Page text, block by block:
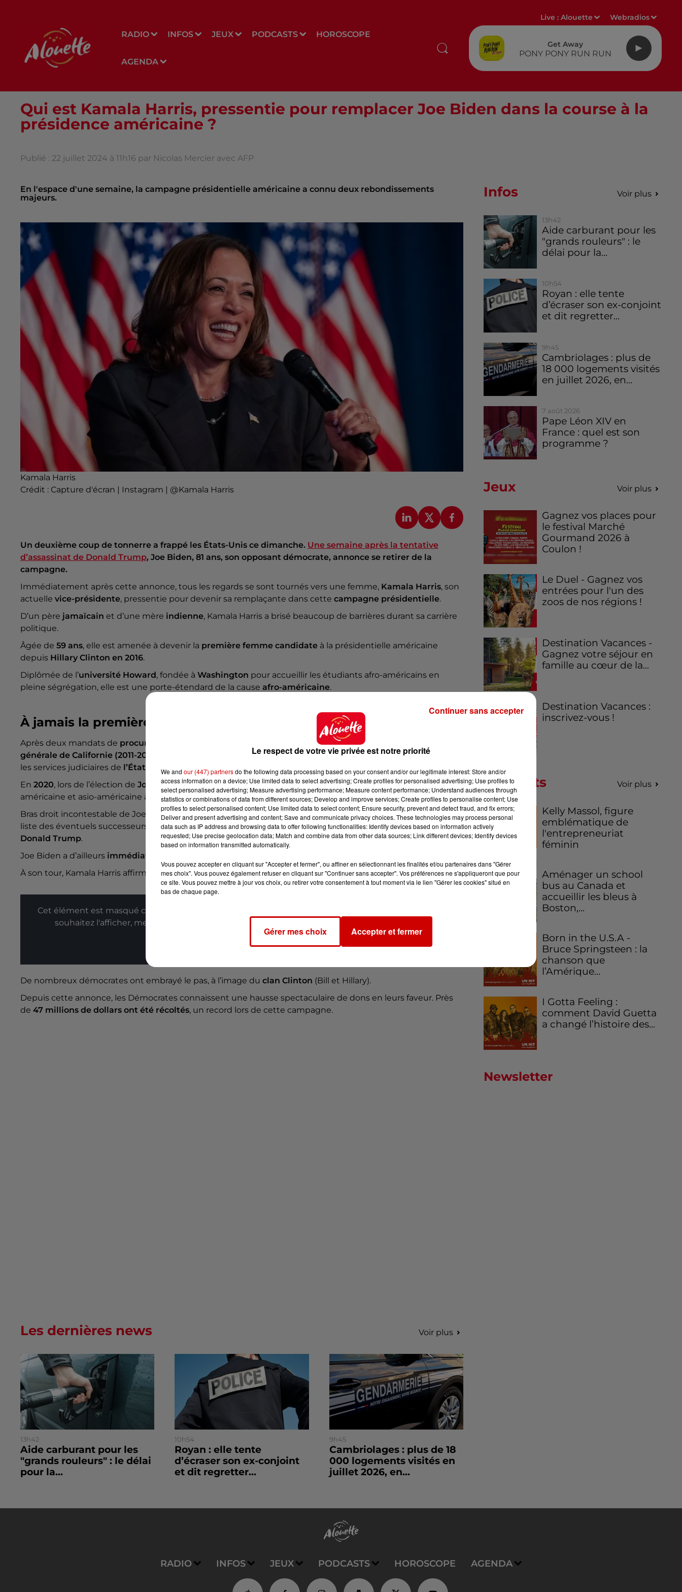
RADIO INFOS JEUX PODCASTS HOROSCOPE
AGENDA
Live :Alouette Webradios
Get Away
PONY PONY RUN RUN
Qui est Kamala Harris, pressentie pour remplacer Joe Biden dans la course à la
présidence américaine ?
Publié : 22 juillet 2024 à 11h16 par Nicolas Mercier avec AFP
En l'espace d'une semaine, la campagne présidentielle américaine a connu deux rebondissements
majeurs.
Kamala Harris
Crédit : Capture d'écran | Instagram | @Kamala Harris
Un deuxième coup de tonnerre a frappé les États-Unis ce dimanche. Une semaine après la tentative
d’assassinat de Donald Trump, Joe Biden, 81 ans, son opposant démocrate, annonce se retirer de la
campagne.
Immédiatement après cette annonce, tous les regards se sont tournés vers une femme, Kamala Harris, son
actuelle vice-présidente, pressentie pour devenir sa remplaçante dans cette campagne présidentielle.
D’un père jamaïcain et d’une mère indienne, Kamala Harris a brisé beaucoup de barrières durant sa carrière
politique.
Âgée de 59 ans, elle est amenée à devenir la première femme candidate à la présidentielle américaine
depuis Hillary Clinton en 2016.
Diplômée de l’université Howard, fondée à Washington pour accueillir les étudiants afro-américains en
pleine ségrégation, elle est une porte-étendard de la cause afro-américaine.
À jamais la première
Après deux mandats de procureure , elle a été élue, deux fois,
générale de Californie (2011-2017) premièrefemme et la première personne noire à diriger
les services judiciaires de l’État le plus peuplé du pays
En 2020, lors de l’élection de Joe Bidenà la présidence des États-Unis, elle devient lapremière femme afro-
américaine et asio-américaine à occuper le poste device-présidente.
Bras droit incontestable de Joe Biden durant tout son mandat, elle est évidemment propulsée en tête de
liste des éventuels successeurs de Joe Biden en tant que candidate à la présidence des États-Unis, face à
Donald Trump.
Joe Biden a d’ailleurs immédiatement apporté son soutien
À son tour, Kamala Harris affirmait son “intention de mériter et de gagner cette nomination”.
Cet élément est masqué compte-tenu du refus du dépôt de cookies que vous avez exprimé. Si vous
souhaitez l'afficher, merci de nous donner votre accord en cliquant sur le bouton ci-dessous.
Afficher l'élément
De nombreux démocrates ont embrayé le pas, à l’image du clan Clinton (Bill et Hillary).
Depuis cette annonce, les Démocrates connaissent une hausse spectaculaire de dons en leurs faveur. Près
de 47 millions de dollars ont été récoltés, un record lors de cette campagne.
Infos Voir plus
13h42
Aide carburant pour les
"grands rouleurs" : le
délai pour la...
10h54
Royan : elle tente
d’écraser son ex-conjoint
et dit regretter...
9h45
Cambriolages : plus de
18 000 logements visités
en juillet 2026, en...
7 août 2026
Pape Léon XIV en
France : quel est son
programme ?
Jeux Voir plus
Gagnez vos places pour
le festival Marché
Gourmand 2026 à
Coulon !
Le Duel - Gagnez vos
entrées pour l'un des
zoos de nos régions !
Destination Vacances -
Gagnez votre séjour en
famille au cœur de la...
Destination Vacances :
inscrivez-vous !
Podcasts Voir plus
Kelly Massol, figure
emblématique de
l'entrepreneuriat
féminin
Aménager un school
bus au Canada et
accueillir les bleus à
Boston,...
Born in the U.S.A -
Bruce Springsteen : la
chanson que
l’Amérique...
I Gotta Feeling :
comment David Guetta
a changé l’histoire des...
Newsletter
Les dernières news Voir plus
13h42
Aide carburant pour les
"grands rouleurs" : le délai
pour la...
10h54
Royan : elle tente
d’écraser son ex-conjoint
et dit regretter...
9h45
Cambriolages : plus de 18
000 logements visités en
juillet 2026, en...
RADIO INFOS JEUX PODCASTS HOROSCOPE AGENDA
Le respect de votre vie privée est notre priorité
We and our (447) partnersdo the following data processing based on your consent and/or our legitimate interest: Store and/or
access information on a device; Use limited data to select advertising; Create profiles for personalised advertising; Use profiles to
select personalised advertising; Measure advertising performance; Measure content performance; Understand audiences through
statistics or combinations of data from different sources; Develop and improve services; Create profiles to personalise content; Use
profiles to select personalised content; Use limited data to select content; Ensure security, prevent and detect fraud, and fix errors;
Deliver and present advertising and content; Save and communicate privacy choices. These technologies may process personal
data such as IP address and browsing data to offer following functionalities: Identify devices based on information actively
requested; Use precise geolocation data; Match and combine data from other data sources; Link different devices; Identify devices
based on information transmitted automatically.
Vous pouvez accepter en cliquant sur "Accepter et fermer", ou affiner en sélectionnant les finalités et/ou partenaires dans "Gérer
mes choix". Vous pouvez également refuser en cliquant sur "Continuer sans accepter". Vos préférences ne s'appliqueront que pour
ce site. Vous pouvez mettre à jour vos choix, ou retirer votre consentement à tout moment via le lien "Gérer les cookies" situé en
bas de chaque page.
Gérer mes choix Accepter et fermer
Continuer sans accepter